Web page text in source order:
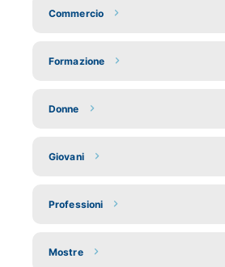
Commercio
Formazione
Donne
Giovani
Professioni
Mostre